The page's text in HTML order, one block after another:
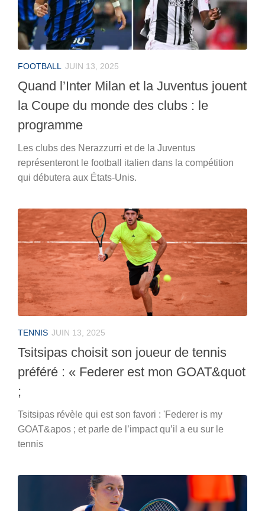
FOOTBALL JUIN 13, 2025
Quand l’Inter Milan et la Juventus jouent
la Coupe du monde des clubs : le
programme
Les clubs des Nerazzurri et de la Juventus
représenteront le football italien dans la compétition
qui débutera aux États-Unis.
TENNIS JUIN 13, 2025
Tsitsipas choisit son joueur de tennis
préféré : « Federer est mon GOAT&quot
;
Tsitsipas révèle qui est son favori : 'Federer is my
GOAT&apos ; et parle de l’impact qu’il a eu sur le
tennis